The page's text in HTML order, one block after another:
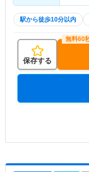
駅から徒歩10分以内
保存する